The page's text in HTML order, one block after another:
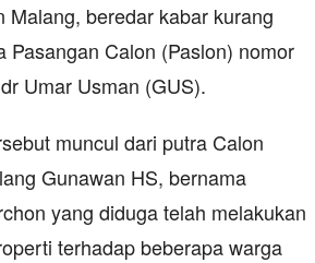
Malang, beredar kabar kurang
Pasangan Calon (Paslon) nomor
Umar Usman (GUS).
muncul dari putra Calon
Gunawan HS, bernama
yang diduga telah melakukan
terhadap beberapa warga